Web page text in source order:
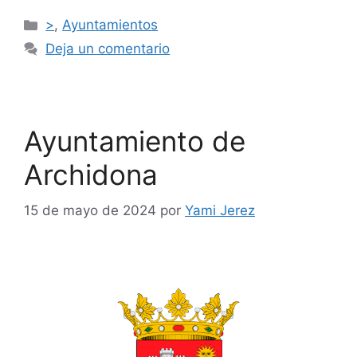
>,Ayuntamientos
Deja un comentario
Ayuntamiento de
Archidona
15 de mayo de 2024 por Yami Jerez